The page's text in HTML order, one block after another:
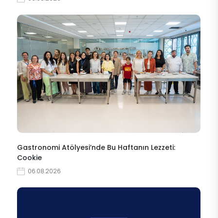
Gastronomi Atölyesi’nde Bu Haftanın Lezzeti:
Cookie
06.08.2026